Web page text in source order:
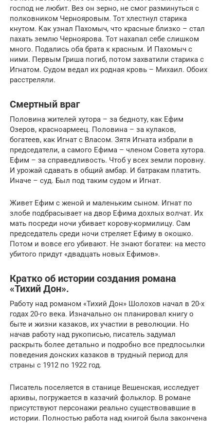
господ не любит. Вез он зерно, не смог разминуться с
полковником Чернояровым. Тот хлестнул старика
кнутом. Как узнал Пахомыч, что красные близко – стал
пахать землю Черноярова. Тот нахапал себе слишком
много. Подались оба брата к красным. И Пахомыч с
ними. Первым Гриша погиб, потом захватили старика с
Игнатом. Судом ведал их родная кровь – Михаил. Обоих
расстреляли.
Смертный враг
Половина жителей хутора – за бедноту, как Ефим
Озеров, красноармеец. Половина – за кулаков,
богатеев, как Игнат с Власом. Зятя Игната избрали в
председатели, а самого Ефима – членом Совета хутора.
Ефим – за справедливость. Чтоб у всех земли поровну.
И урожай сдавать в общий амбар. И батракам платить.
Иначе – суд. Был под таким судом и Игнат.
Живет Ефим с женой и маленьким сыном. Игнат по
злобе подбрасывает на двор Ефима дохлых волчат. Их
мать посреди ночи убивает корову-кормилицу. Сам
председатель среди ночи стреляет Ефиму в окошко.
Потом и вовсе его убивают. Не знают богатеи: на место
убитого придут «двадцать новых Ефимов».
Кратко об истории создания романа
«Тихий Дон».
Работу над романом «Тихий Дон» Шолохов начал в 20-х
годах 20-го века. Изначально он планировал книгу о
быте и жизни казаков, их участии в революции. Но
начав работу над рукописью, писатель задумал
раскрыть более детально и подробно все предпосылки
поведения донских казаков в трудный период для
страны с 1912 по 1922 год.
Писатель поселяется в станице Вешенская, исследует
архивы, погружается в казачий фольклор. В романе
присутствуют персонажи реально существовавшие в
истории. Полностью работа над книгой была закончена